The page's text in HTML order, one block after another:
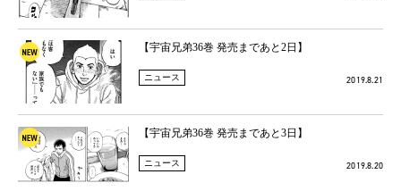
【宇宙兄弟36巻 発売まであと2日】
ニュース 2019.8.21
【宇宙兄弟36巻 発売まであと3日】
ニュース 2019.8.20